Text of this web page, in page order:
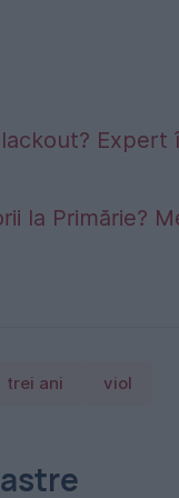
la Primărie?
trei ani viol